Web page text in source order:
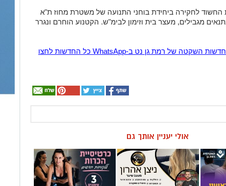
אולי יעניין אותך גם
ניצן אהרון - מספרת
בוטיק ברמת גן ״מומחה
לעיצוב שיער, החלקות,
וצבעים״
מרום פילאטיס -
כרטיסיית הכרות
ללקוחות חדשים